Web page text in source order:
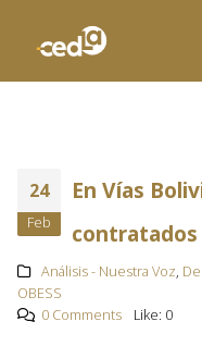
24
Feb
En Vías
contratados
Análisis - Nuestra Voz,
OBESS
0 Comments
Like: 0